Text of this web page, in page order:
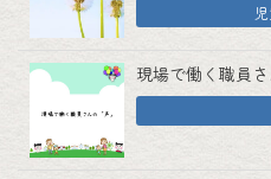
現場で働く職員